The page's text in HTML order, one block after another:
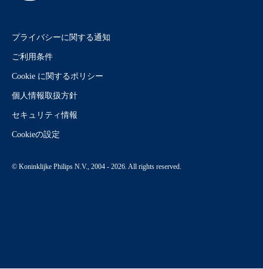
プライバシーに関する通知
ご利用条件
Cookie に関するポリシー
個人情報取扱方針
セキュリティ情報
Cookieの設定
© Koninklijke Philips N.V., 2004 - 2026. All rights reserved.